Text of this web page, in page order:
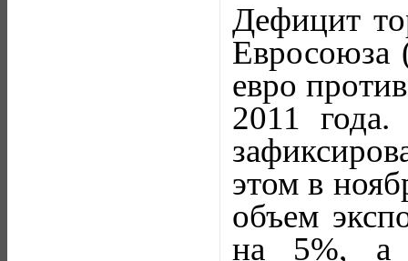
Дефицит
Евросоюза
евро
2011
этом в
объем
на 5%, а